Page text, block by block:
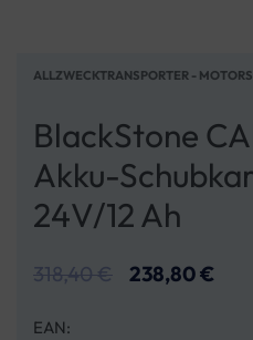
ALLZWECKTRANSPORTER -
BlackStone
Akku-
24V/12 Ah
318,40€ 238,80€
EAN: